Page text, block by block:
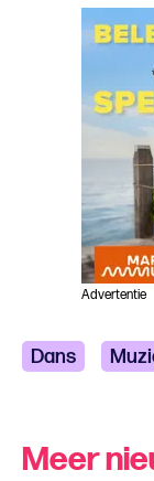
Advertentie
Dans
Meer